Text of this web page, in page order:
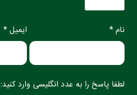
نام * ایمیل *
لطفا پاسخ را به عدد انگلیسی وارد کنید: